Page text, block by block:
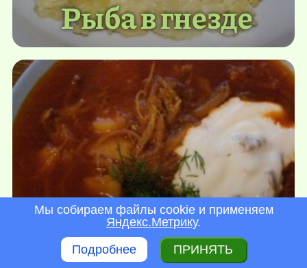
Рыба в гнезде
Украинский
Мы собираем файлы cookie и применяем
Яндекс.Метрику.
Подробнее
ПРИНЯТЬ